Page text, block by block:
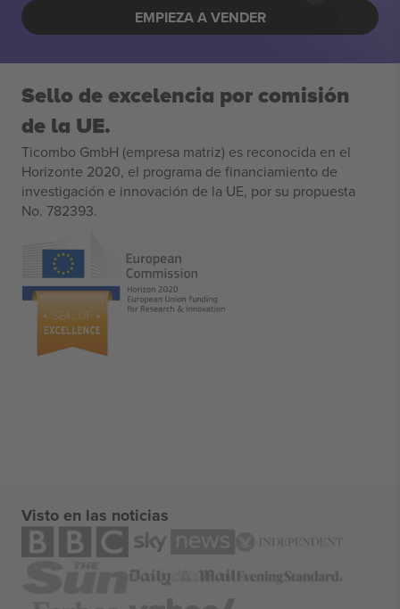
EMPIEZA A VENDER
Sello de excelencia por comisión
de la UE.
Ticombo GmbH (empresa matriz) es reconocida en el
Horizonte 2020, el programa de financiamiento de
investigación e innovación de la UE, por su propuesta
No. 782393.
Visto en las noticias